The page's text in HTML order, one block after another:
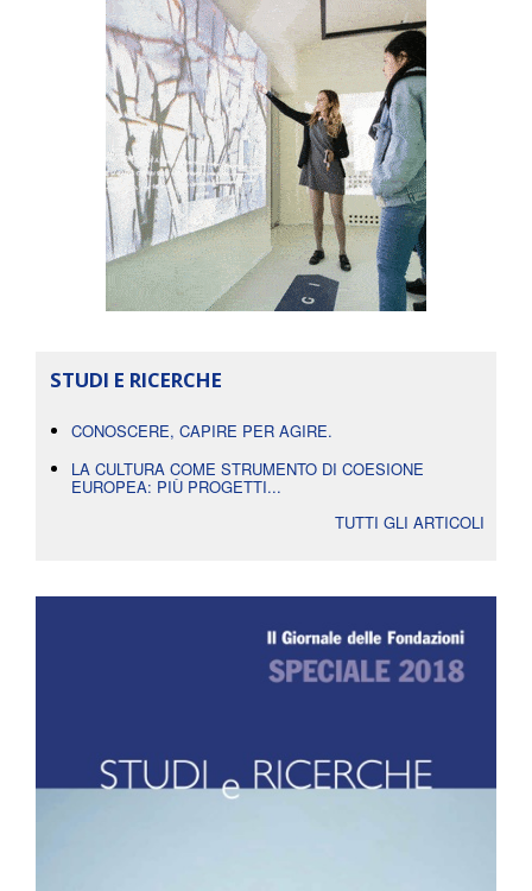
STUDI E RICERCHE
CONOSCERE, CAPIRE PER AGIRE.
LA CULTURA COME STRUMENTO DI COESIONE
EUROPEA: PIÙ PROGETTI...
TUTTI GLI ARTICOLI